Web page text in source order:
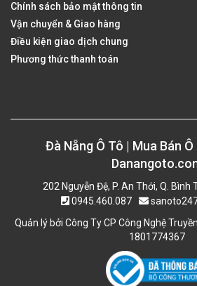
Chính sách bảo mật thông tin
Vận chuyển & Giao hàng
Điều kiện giao dịch chung
Phương thức thanh toán
Đà Nẵng Ô Tô | Mua Bán
202 Nguyễn Đệ, P. An Thới, Q. Bình
0945.460.087
Quản lý bởi Công Ty CP Công Nghệ
1801774367